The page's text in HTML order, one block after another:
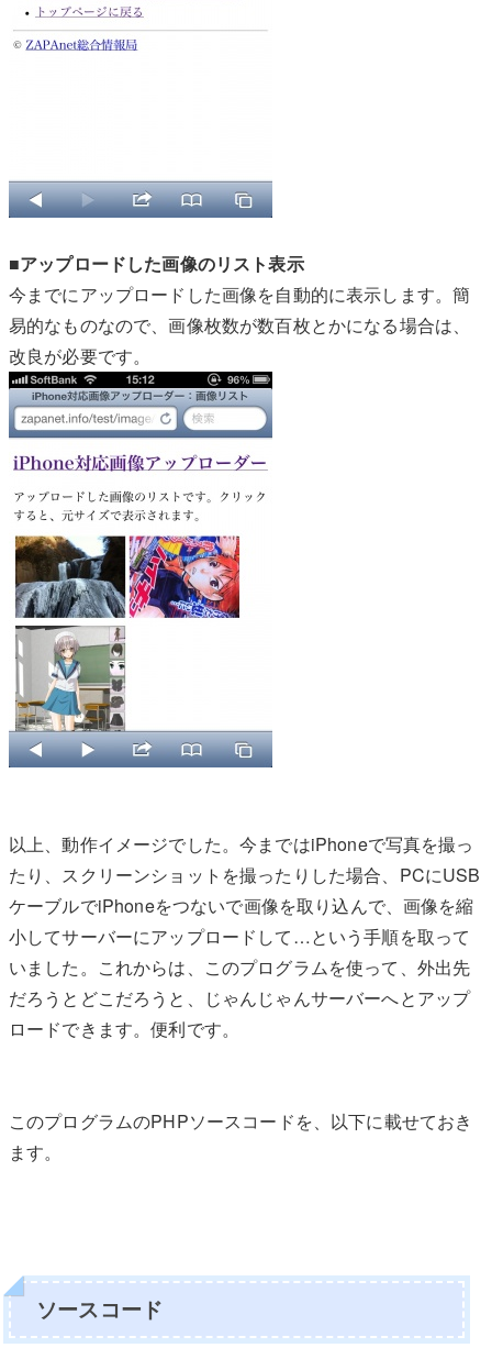
■アップロードした画像のリスト表示
今までにアップロードした画像を自動的に表示します。簡
易的なものなので、画像枚数が数百枚とかになる場合は、
改良が必要です。
以上、動作イメージでした。今まではiPhoneで写真を撮っ
たり、スクリーンショットを撮ったりした場合、PCにUSB
ケーブルでiPhoneをつないで画像を取り込んで、画像を縮
小してサーバーにアップロードして…という手順を取って
いました。これからは、このプログラムを使って、外出先
だろうとどこだろうと、じゃんじゃんサーバーへとアップ
ロードできます。便利です。
このプログラムのPHPソースコードを、以下に載せておき
ます。
ソースコード